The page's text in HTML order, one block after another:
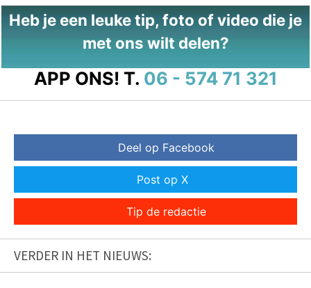
Heb je een leuke tip, foto of video die je
met ons wilt delen?
APP ONS! T. 06 - 574 71 321
Deel op Facebook
Post op X
Tip de redactie
VERDER IN HET NIEUWS: